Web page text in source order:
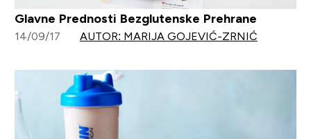
Glavne Prednosti Bezglutenske Prehrane
14/09/17 AUTOR: MARIJA GOJEVIĆ-ZRNIĆ